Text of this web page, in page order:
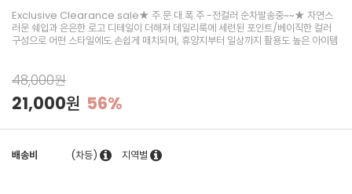
Exclusive Clearance sale★ 주.문.대.폭.주 -전컬러 순차발송중~~★ 자연스
러운 쉐입과 은은한 로고 디테일이 더해져 데일리룩에 세련된 포인트/베이직한 컬러
구성으로 어떤 스타일에도 손쉽게 매치되며, 휴양지부터 일상까지 활용도 높은 아이템
48,000원
21,000원 56%
배송비 (차등) 지역별